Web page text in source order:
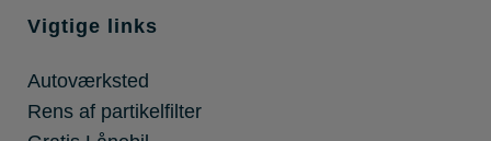
Vigtige links
Autoværksted
Rens af partikelfilter